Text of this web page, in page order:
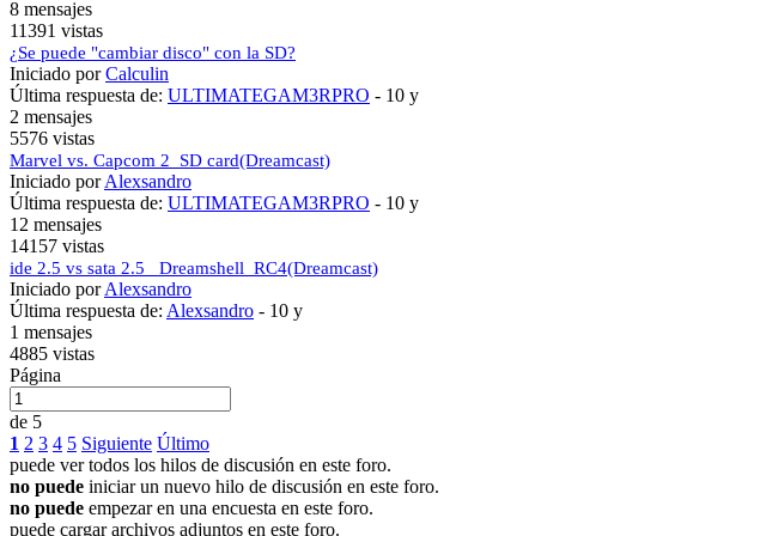
8 mensajes
11391 vistas
¿Se puede "cambiar disco" con la SD?
Iniciado porCalculin
Última respuesta de: ULTIMATEGAM3RPRO - 10 y
2 mensajes
5576 vistas
Marvel vs. Capcom 2_SD card(Dreamcast)
Iniciado porAlexsandro
Última respuesta de: ULTIMATEGAM3RPRO - 10 y
12 mensajes
14157 vistas
ide 2.5 vs sata 2.5 _Dreamshell_RC4(Dreamcast)
Iniciado porAlexsandro
Última respuesta de: Alexsandro - 10 y
1 mensajes
4885 vistas
Página
de 5
1 2 3 4 5 Siguiente Último
puede ver todos los hilos de discusión en este foro.
no puede iniciar un nuevo hilo de discusión en este foro.
no puede empezar en una encuesta en este foro.
puede cargar archivos adjuntos en este foro.